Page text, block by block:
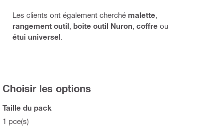
Les clients ont également cherché malette
rangement outil boite outil Nuron coffre ou
étui universel
Choisir les options
Taille du pack
1 pce(s)